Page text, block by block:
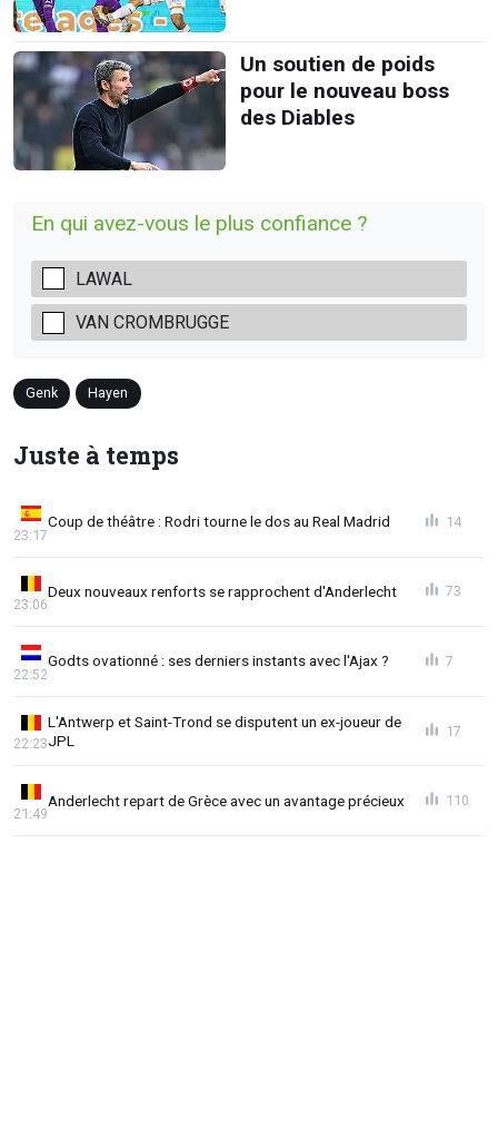
Un soutien de poids
pour le nouveau boss
des Diables
En qui avez-vous le plus confiance ?
LAWAL
VAN CROMBRUGGE
Genk Hayen
Juste à temps
Coup de théâtre : Rodri tourne le dos au Real Madrid
23:17
14
Deux nouveaux renforts se rapprochent d'Anderlecht
23:06
73
Godts ovationné : ses derniers instants avec l'Ajax ?
22:52
7
L'Antwerp et Saint-Trond se disputent un ex-joueur de
JPL
22:23
17
Anderlecht repart de Grèce avec un avantage précieux
21:49
110